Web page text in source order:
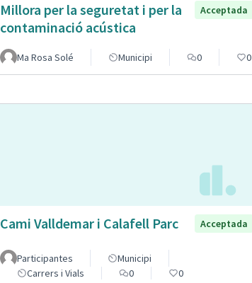
Millora per la seguretat i per la
contaminació acústica
Acceptada
Ma Rosa Solé Municipi 0 0
Cami Valldemar i Calafell Parc Acceptada
Participantes
Municipi
Carrers i Vials
0 0